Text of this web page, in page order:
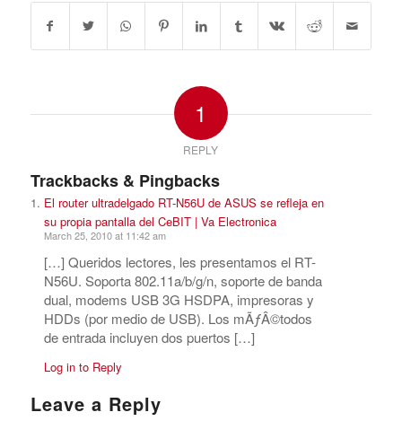
1
REPLY
Trackbacks & Pingbacks
El router ultradelgado RT-N56U de ASUS se refleja en
su propia pantalla del CeBIT | Va Electronica
March 25, 2010 at 11:42 am
[…] Queridos lectores, les presentamos el RT-
N56U. Soporta 802.11a/b/g/n, soporte de banda
dual, modems USB 3G HSDPA, impresoras y
HDDs (por medio de USB). Los mÃƒÂ©todos
de entrada incluyen dos puertos […]
Log in to Reply
Leave a Reply